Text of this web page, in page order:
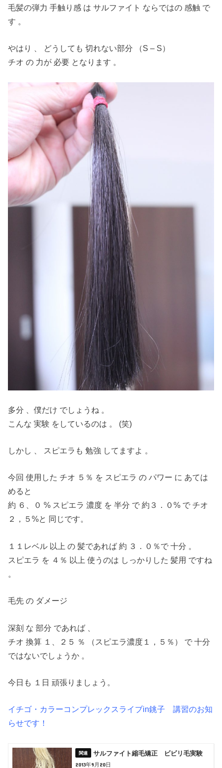
毛髪の弾力 手触り感 は サルファイト ならではの 感触 で
す 。
やはり 、 どうしても 切れない部分 （S – S）
チオ の 力が 必要 となります 。
多分 、僕だけ でしょうね 。
こんな 実験 をしているのは 。 (笑)
しかし 、 スピエラも 勉強 してますよ 。
今回 使用した チオ ５％ を スピエラ の パワー に あては
めると
約 ６、０ % スピエラ 濃度 を 半分 で 約３．０% で チオ
２，５%と 同じです。
１１レベル 以上 の 髪であれば 約 ３．０％で 十分 。
スピエラ を ４％ 以上 使うのは しっかりした 髪用 ですね
。
毛先 の ダメージ
深刻 な 部分 であれば 、
チオ 換算 １、２５ ％ （スピエラ濃度１，５％） で 十分
ではないでしょうか 。
今日も １日 頑張りましょう。
イチゴ・カラーコンプレックスライブin銚子 講習のお知
らせです！
サルファイト縮毛矯正 ビビリ毛実験
2013年9月20日